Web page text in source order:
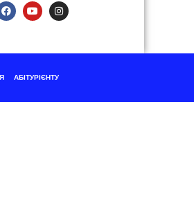
АБІТУРІЄНТУ